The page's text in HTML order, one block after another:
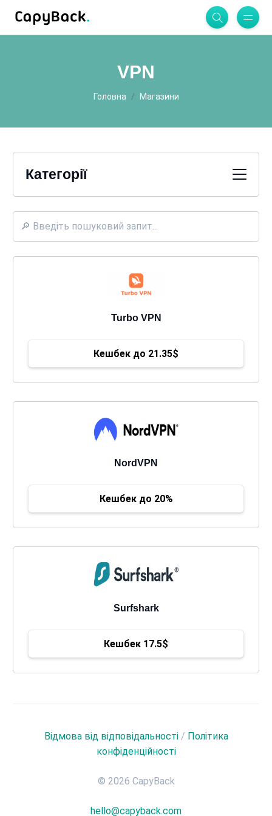
VPN
Головна Магазини
Категорії
Turbo VPN
Кешбек до 21.35$
NordVPN
Кешбек до 20%
Surfshark
Кешбек 17.5$
Відмова від відповідальності/ Політика
конфіденційності
© 2026 CapyBack
hello@capyback.com